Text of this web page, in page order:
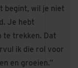
begint, wil je niet
Je hebt
te trekken. Dat
ik die rol voor
en groeien.”